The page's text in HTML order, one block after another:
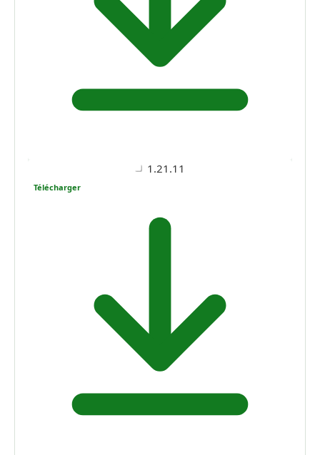
1.21.11
Télécharger